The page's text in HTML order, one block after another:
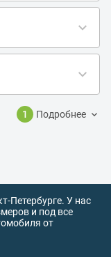
1 Подробнее
Петербурге. У нас
и под все
от